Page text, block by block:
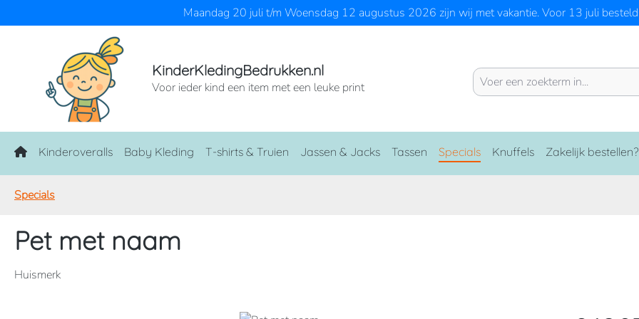
Maandag 20 juli t/m Woensdag 12 augustus 2026 zijn wij met vakantie. Voor 13 juli
KinderKledingBedrukken.nl
Voor ieder kind een item met een leuke print
Home
Kinderoveralls Baby Kleding T-shirts & Truien Jassen & Jacks Tassen Specials Knuffels Zakelijk bestellen?
Specials
Pet met naam
Huismerk